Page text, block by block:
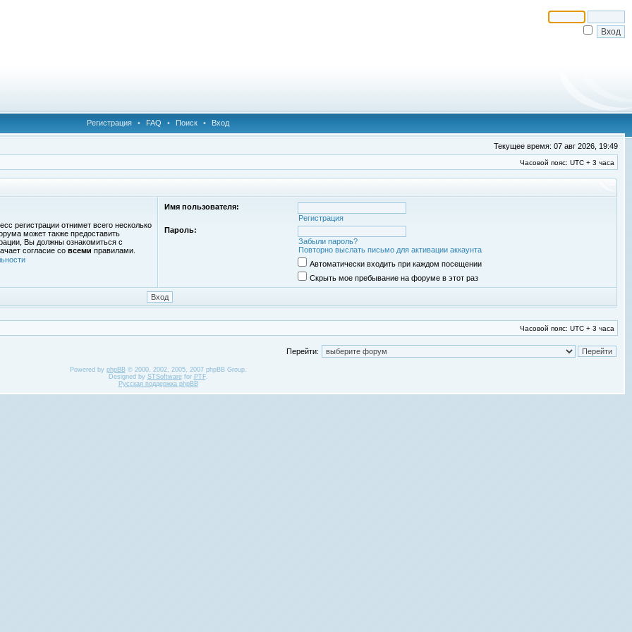
Регистрация • FAQ • Поиск • Вход
Текущее время: 07 авг 2026, 19:49
Часовой пояс: UTC + 3 часа
регистрации отнимет всего несколько
может также предоставить
Вы должны ознакомиться с
согласие со всеми правилами.
Имя пользователя:
Регистрация
Пароль:
Забыли пароль?
Повторно выслать письмо для активации аккаунта
Автоматически входить при каждом посещении
Скрыть мое пребывание на форуме в этот раз
Часовой пояс: UTC + 3 часа
Перейти:
Powered by phpBB© 2000, 2002, 2005, 2007 phpBB Group.
Designed by STSoftwarefor PTF.
Русская поддержка phpBB